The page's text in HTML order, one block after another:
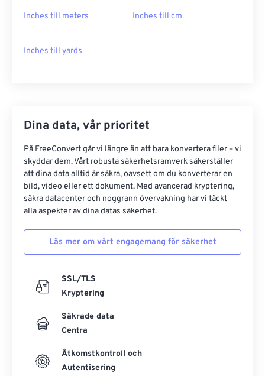
Inches till meters Inches till cm
Inches till yards
Dina data, vår prioritet
På FreeConvert går vi längre än att bara konvertera filer – vi
skyddar dem. Vårt robusta säkerhetsramverk säkerställer
att dina data alltid är säkra, oavsett om du konverterar en
bild, video eller ett dokument. Med avancerad kryptering,
säkra datacenter och noggrann övervakning har vi täckt
alla aspekter av dina datas säkerhet.
Läs mer om vårt engagemang för säkerhet
SSL/TLS
Kryptering
Säkrade data
Centra
Åtkomstkontroll och
Autentisering